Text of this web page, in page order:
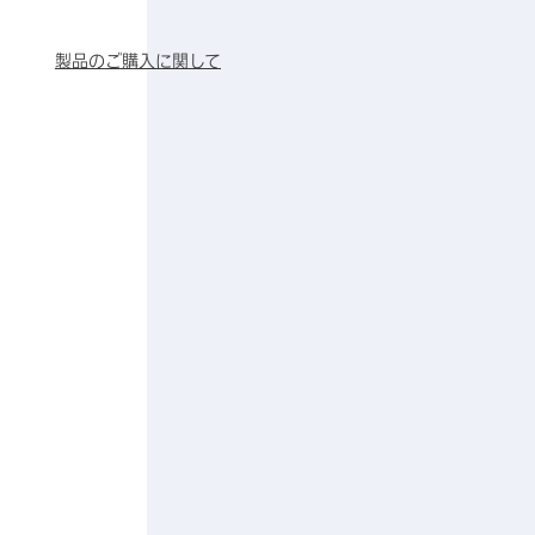
製品のご購入に関して